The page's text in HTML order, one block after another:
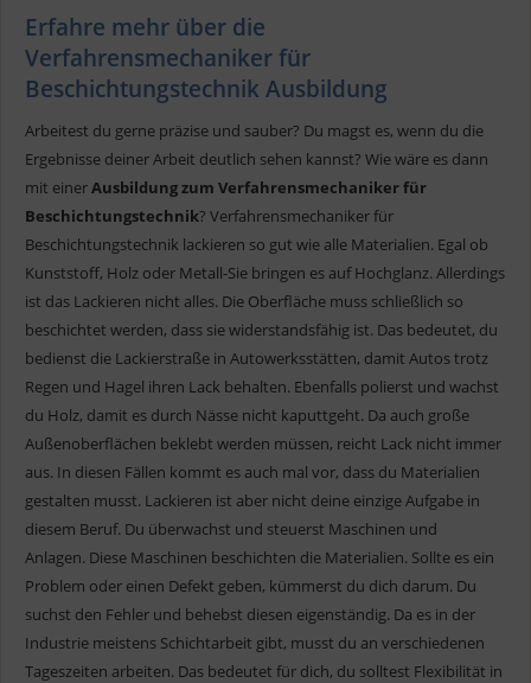
Erfahre mehr über die
Verfahrensmechaniker für
Beschichtungstechnik Ausbildung
Arbeitest du gerne präzise und sauber? Du magst es, wenn du die
Ergebnisse deiner Arbeit deutlich sehen kannst? Wie wäre es dann
mit einerAusbildung zum Verfahrensmechaniker für
Beschichtungstechnik? Verfahrensmechaniker für
Beschichtungstechnik lackieren so gut wie alle Materialien. Egal ob
Kunststoff, Holz oder Metall-Sie bringen es auf Hochglanz. Allerdings
ist das Lackieren nicht alles. Die Oberfläche muss schließlich so
beschichtet werden, dass sie widerstandsfähig ist. Das bedeutet, du
bedienst die Lackierstraße in Autowerksstätten, damit Autos trotz
Regen und Hagel ihren Lack behalten. Ebenfalls polierst und wachst
du Holz, damit es durch Nässe nicht kaputtgeht. Da auch große
Außenoberflächen beklebt werden müssen, reicht Lack nicht immer
aus. In diesen Fällen kommt es auch mal vor, dass du Materialien
gestalten musst. Lackieren ist aber nicht deine einzige Aufgabe in
diesem Beruf. Du überwachst und steuerst Maschinen und
Anlagen. Diese Maschinen beschichten die Materialien. Sollte es ein
Problem oder einen Defekt geben, kümmerst du dich darum. Du
suchst den Fehler und behebst diesen eigenständig. Da es in der
Industrie meistens Schichtarbeit gibt, musst du an verschiedenen
Tageszeiten arbeiten. Das bedeutet für dich, du solltest Flexibilität in